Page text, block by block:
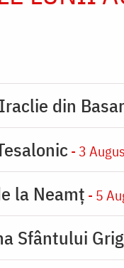
din
- 3
la Neamț - 5
Sfântului